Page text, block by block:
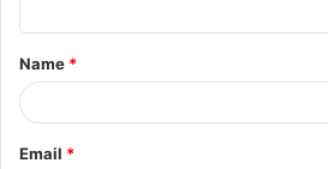
t
*
Name *
Email *